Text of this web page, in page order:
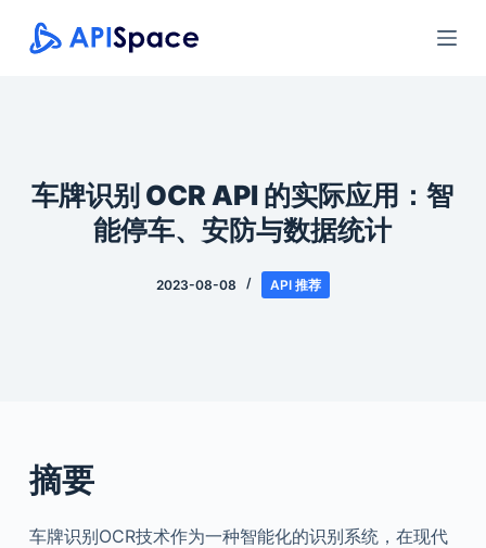
跳
过
车牌识别 OCR API 的实际应用：智
能停车、安防与数据统计
2023-08-08 API 推荐
摘要
车牌识别OCR技术作为一种智能化的识别系统，在现代